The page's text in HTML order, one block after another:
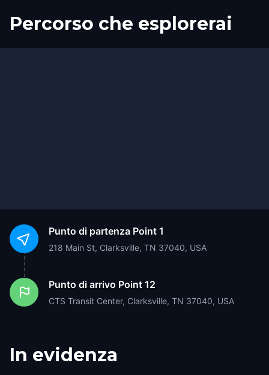
Percorso che esplorerai
Inizio
Fine
Punto di partenza Point 1
218 Main St, Clarksville, TN 37040, USA
Punto di arrivo Point 12
CTS Transit Center, Clarksville, TN 37040, USA
In evidenza